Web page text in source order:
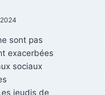
sont pas
exacerbées
sociaux
jeudis de